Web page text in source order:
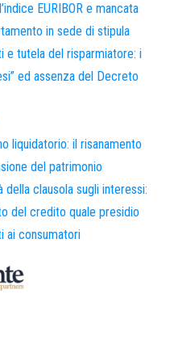
EURIBOR e mancata
in sede di stipula
e tutela del risparmiatore: i
ed assenza del Decreto
liquidatorio: il risanamento
del patrimonio
della clausola sugli interessi:
del credito quale presidio
ai consumatori